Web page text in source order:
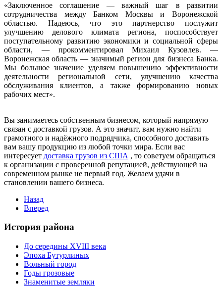
«Заключенное соглашение — важный шаг в развитии
сотрудничества между Банком Москвы и Воронежской
областью. Надеюсь, что это партнерство послужит
улучшению делового климата региона, поспособствует
поступательному развитию экономики и социальной сферы
области, — прокомментировал Михаил Кузовлев. —
Воронежская область — значимый регион для бизнеса Банка.
Мы большое значение уделяем повышению эффективности
деятельности региональной сети, улучшению качества
обслуживания клиентов, а также формированию новых
рабочих мест».
Вы занимаетесь собственным бизнесом, который напрямую
связан с доставкой грузов. А это значит, вам нужно найти
грамотного и надёжного подрядчика, способного доставить
вам вашу продукцию из любой точки мира. Если вас
интересует доставка грузов из США , то советуем обращаться
к организации с проверенной репутацией, действующей на
современном рынке не первый год. Желаем удачи в
становлении вашего бизнеса.
Назад
Вперед
История района
До середины XVIII века
Эпоха Бутурлиных
Вольный город
Годы грозовые
Знаменитые земляки